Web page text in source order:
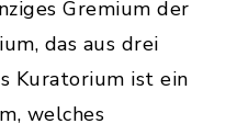
Gremium der
das aus drei
Kuratorium ist ein
welches